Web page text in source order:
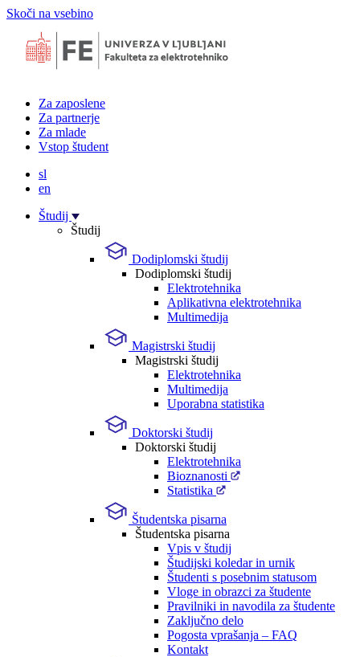
Skoči na vsebino
Za zaposlene
Za partnerje
Za mlade
Vstop študent
sl
en
Študij
Študij
Dodiplomski študij
Dodiplomski študij
Elektrotehnika
Aplikativna elektrotehnika
Multimedija
Magistrski študij
Magistrski študij
Elektrotehnika
Multimedija
Uporabna statistika
Doktorski študij
Doktorski študij
Elektrotehnika
Bioznanosti
Statistika
Študentska pisarna
Študentska pisarna
Vpis v študij
Študijski koledar in urnik
Študenti s posebnim statusom
Vloge in obrazci za študente
Pravilniki in navodila za študente
Zaključno delo
Pogosta vprašanja – FAQ
Kontakt